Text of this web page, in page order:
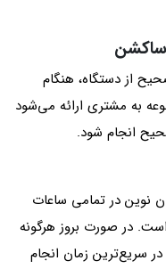
ساکشن
از دستگاه، هنگام
به مشتری ارائه می‌شود
انجام شود.
نوین در تمامی ساعات
است. در صورت بروز هرگونه
سریع‌ترین زمان انجام